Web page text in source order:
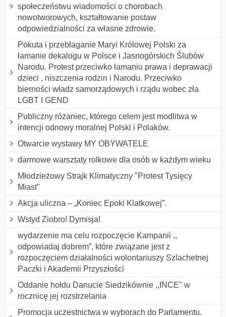
społeczeństwu wiadomości o chorobach
nowotworowych, kształtowanie postaw
odpowiedzialności za własne zdrowie.
Pokuta i przebłaganie Maryi Królowej Polski za
łamanie dekalogu w Polsce i Jasnogórskich Ślubów
Narodu. Protest przeciwko łamaniu prawa i deprawacji
dzieci , niszczenia rodzin i Narodu. Przeciwko
bierności władz samorządowych i rządu wobec zła
LGBT I GEND
Publiczny różaniec, którego celem jest modlitwa w
intencji odnowy moralnej Polski i Polaków.
Otwarcie wystawy MY OBYWATELE
darmowe warsztaty rolkowe dla osób w każdym wieku
Młodzieżowy Strajk Klimatyczny "Protest Tysięcy
Miast"
Akcja uliczna – „Koniec Epoki Klatkowej”.
Wstyd Ziobro! Dymisja!
wydarzenie ma celu rozpoczęcie Kampanii ,,
odpowiadaj dobrem”, które związane jest z
rozpoczęciem działalności wolontariuszy Szlachetnej
Paczki i Akademii Przyszłości
Oddanie hołdu Danucie Siedzikównie ,,INCE" w
rocznicę jej rozstrzelania
Promocja uczestnictwa w wyborach do Parlamentu.